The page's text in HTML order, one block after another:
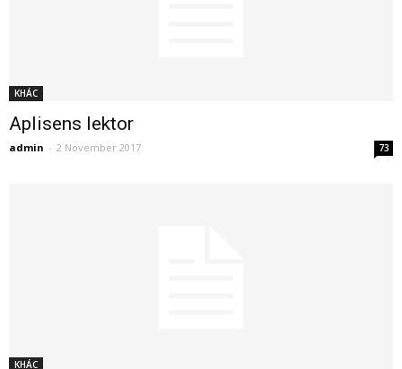
KHÁC
Aplisens lektor
admin - 2 November 2017 73
KHÁC